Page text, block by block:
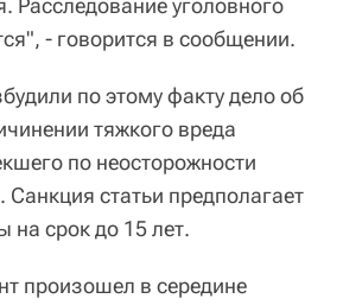
Расследование уголовного
- говорится в сообщении.
по этому факту дело об
тяжкого вреда
по неосторожности
Санкция статьи предполагает
на срок до 15 лет.
произошел в середине